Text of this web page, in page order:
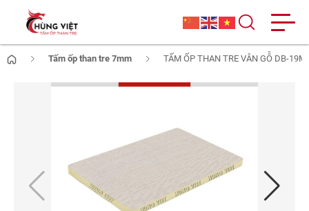
Tấm ốp than tre 7mm TẤM ỐP THAN TRE VÂN GỖ DB-19M